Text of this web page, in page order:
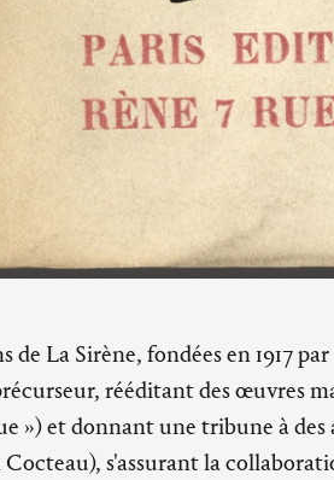
de La Sirène, fondées en 1917
rééditant des œuvres
») et donnant une tribune à
Cocteau), s'assurant la